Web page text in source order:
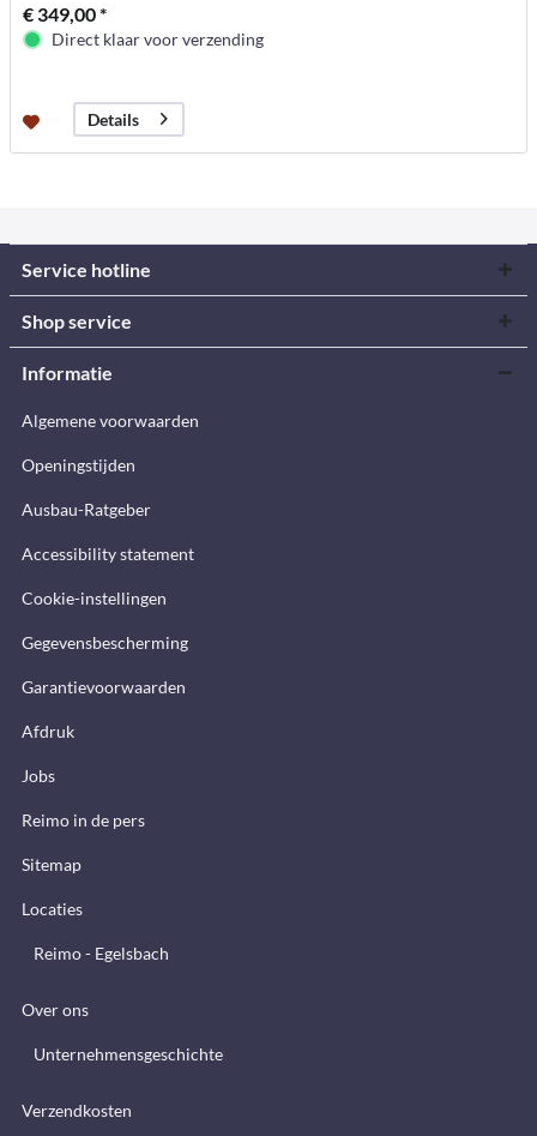
€ 349,00 *
Direct klaar voor verzending
Details
Service hotline
Shop service
Informatie
Algemene voorwaarden
Openingstijden
Ausbau-Ratgeber
Accessibility statement
Cookie-instellingen
Gegevensbescherming
Garantievoorwaarden
Afdruk
Jobs
Reimo in de pers
Sitemap
Locaties
Reimo - Egelsbach
Over ons
Unternehmensgeschichte
Verzendkosten